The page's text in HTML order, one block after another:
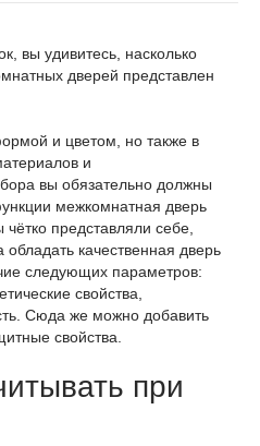
вы удивитесь, насколько
дверей представлен
и цветом, но также в
и
вы обязательно должны
межкомнатная дверь
представляли себе,
качественная дверь
следующих параметров:
свойства,
Сюда же можно добавить
свойства.
при